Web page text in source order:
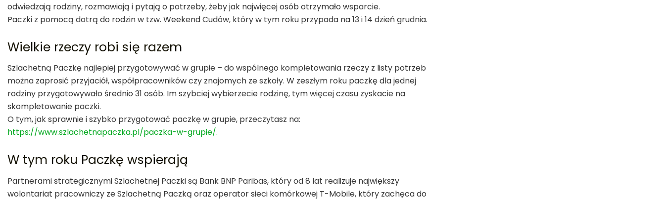
odwiedzają rodziny, rozmawiają i pytają o potrzeby, żeby jak najwięcej osób otrzymało wsparcie.
Paczki z pomocą dotrą do rodzin w tzw. Weekend Cudów, który w tym roku przypada na 13 i 14 dzień grudnia.
Wielkie rzeczy robi się razem
Szlachetną Paczkę najlepiej przygotowywać w grupie – do wspólnego kompletowania rzeczy z listy potrzeb
można zaprosić przyjaciół, współpracowników czy znajomych ze szkoły. W zeszłym roku paczkę dla jednej
rodziny przygotowywało średnio 31 osób. Im szybciej wybierzecie rodzinę, tym więcej czasu zyskacie na
skompletowanie paczki.
O tym, jak sprawnie i szybko przygotować paczkę w grupie, przeczytasz na:
https://www.szlachetnapaczka.pl/paczka-w-grupie/.
W tym roku Paczkę wspierają
Partnerami strategicznymi Szlachetnej Paczki są Bank BNP Paribas, który od 8 lat realizuje największy
wolontariat pracowniczy ze Szlachetną Paczką oraz operator sieci komórkowej T-Mobile, który zachęca do